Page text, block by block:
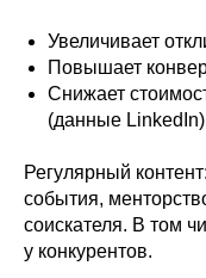
Увеличивает
Повышает
Снижает
(данные LinkedIn)
Регулярный
события,
соискателя. В том
у конкурентов.